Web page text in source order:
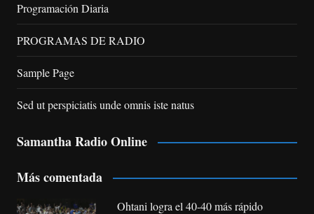
Programación Diaria
PROGRAMAS DE RADIO
Sample Page
Sed ut perspiciatis unde omnis iste natus
Samantha Radio Online
Más comentada
Ohtani logra el 40-40 más rápido